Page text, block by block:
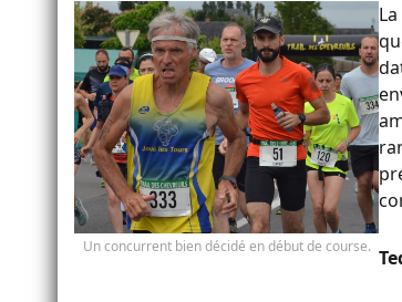
Un concurrent bien décidé en début de course.